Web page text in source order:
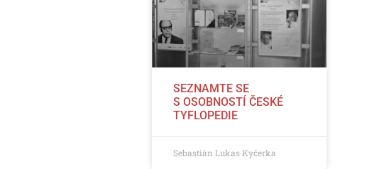
SEZNAMTE SE
S OSOBNOSTÍ ČESKÉ
TYFLOPEDIE
Sebastián Lukas Kyčerka